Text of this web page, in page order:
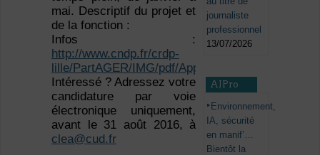
mai. Descriptif du projet et
de la fonction :
Infos :
http://www.cndp.fr/crdp-
lille/PartAGER/IMG/pdf/
Intéressé ? Adressez votre
candidature par voie
électronique uniquement,
avant le 31 août 2016, à
clea@cud.fr
journaliste
professionnel
13/07/2026
AJPro
Environnement,
IA, sécurité
en manif’…
Bientôt la